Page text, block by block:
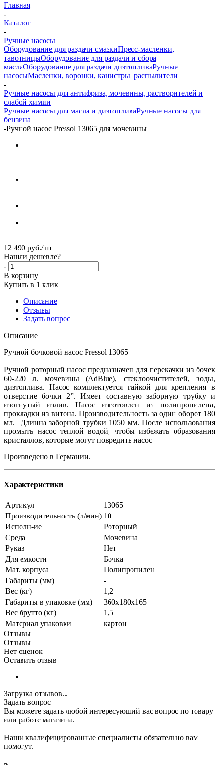
Главная
-
Каталог
-
Ручные насосы
Оборудование для раздачи смазкиПресс-масленки,
тавотницыОборудование для раздачи и сбора
маслаОборудование для раздачи дизтопливаРучные
насосыМасленки, воронки, канистры, распылители
-
Ручные насосы для антифриза, мочевины, растворителей и
слабой химии
Ручные насосы для масла и дизтопливаРучные насосы для
бензина
-Ручной насос Pressol 13065 для мочевины
12 490 руб./шт
Нашли дешевле?
-
+
В корзину
Купить в 1 клик
Описание
Отзывы
Задать вопрос
Описание
Ручной бочковой насос Pressol 13065
Ручной роторный насос предназначен для перекачки из бочек
60-220 л. мочевины (AdBlue), стеклоочистителей, воды,
дизтоплива. Насос комплектуется гайкой для крепления в
отверстие бочки 2”. Имеет составную заборную трубку и
изогнутый излив. Насос изготовлен из полипропилена,
прокладки из витона. Производительность за один оборот 180
мл. Длинна заборной трубки 1050 мм. После использования
промыть насос теплой водой, чтобы избежать образования
кристаллов, которые могут повредить насос.
Произведено в Германии.
Характеристики
Артикул
13065
Производительность (л/мин) 10
Исполн-ие
Роторный
Среда
Мочевина
Рукав
Нет
Для емкости
Бочка
Мат. корпуса
Полипропилен
Габариты (мм)
-
Вес (кг)
1,2
Габариты в упаковке (мм)
360x180x165
Вес брутто (кг)
1,5
Материал упаковки
картон
Отзывы
Отзывы
Нет оценок
Оставить отзыв
Загрузка отзывов...
Задать вопрос
Вы можете задать любой интересующий вас вопрос по товару
или работе магазина.
Наши квалифицированные специалисты обязательно вам
помогут.